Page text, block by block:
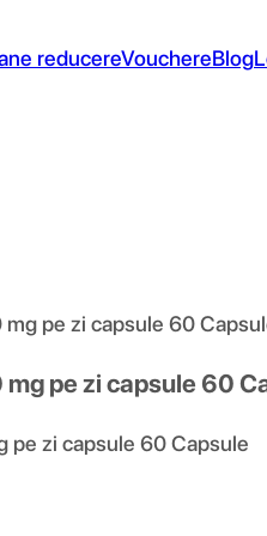
reducereVouchereBlog
pe zi capsule 60
pe zi capsule 60